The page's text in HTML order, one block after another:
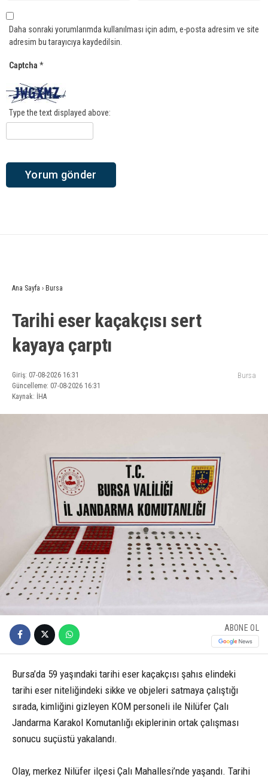
Daha sonraki yorumlarımda kullanılması için adım, e-posta adresim ve site
adresim bu tarayıcıya kaydedilsin.
Captcha *
Type the text displayed above:
Ana Sayfa › Bursa
Tarihi eser kaçakçısı sert
kayaya çarptı
Giriş: 07-08-2026 16:31
Güncelleme: 07-08-2026 16:31
Kaynak: İHA
Bursa
ABONE OL
Bursa’da 59 yaşındaki tarihi eser kaçakçısı şahıs elindeki
tarihi eser niteliğindeki sikke ve objeleri satmaya çalıştığı
sırada, kimliğini gizleyen KOM personeli ile Nilüfer Çalı
Jandarma Karakol Komutanlığı ekiplerinin ortak çalışması
sonucu suçüstü yakalandı.
Olay, merkez Nilüfer ilçesi Çalı Mahallesi’nde yaşandı. Tarihi